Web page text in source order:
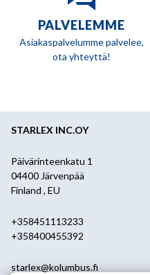
PALVELEMME
Asiakaspalvelumme palvelee,
ota yhteyttä!
STARLEX INC.OY
Päivärinteenkatu 1
04400 Järvenpää
Finland , EU
+358451113233
+358400455392
starlex@kolumbus.fi